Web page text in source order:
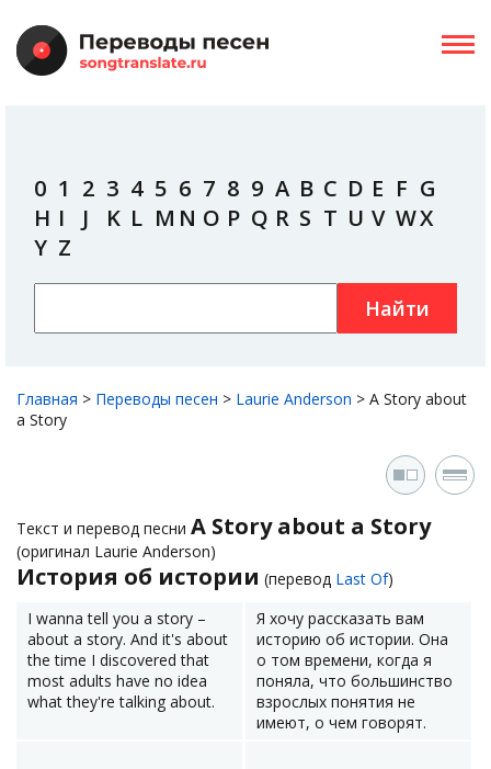
0 1 2 3 4 5 6 7 8 9 A B C D E F G
H I J K L M N O P Q R S T U V WX
Y Z
Найти
Главная > Переводы песен > Laurie Anderson > A Story about
a Story
Текст и перевод песни A Story about a Story
(оригинал Laurie Anderson)
История об истории (перевод Last Of)
I wanna tell you a story –
about a story. And it's about
the time I discovered that
most adults have no idea
what they're talking about.
Я хочу рассказать вам
историю об истории. Она
о том времени, когда я
поняла, что большинство
взрослых понятия не
имеют, о чем говорят.